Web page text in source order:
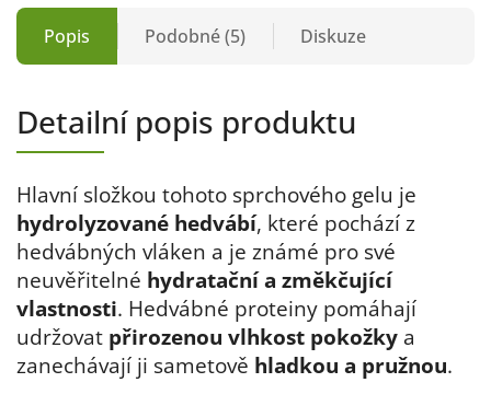
Popis Podobné (5) Diskuze
Detailní popis produktu
Hlavní složkou tohoto sprchového gelu je
hydrolyzované hedvábí, které pochází z
hedvábných vláken a je známé pro své
neuvěřitelné hydratační a změkčující
vlastnosti. Hedvábné proteiny pomáhají
udržovat přirozenou vlhkost pokožky a
zanechávají ji sametově hladkou a pružnou.